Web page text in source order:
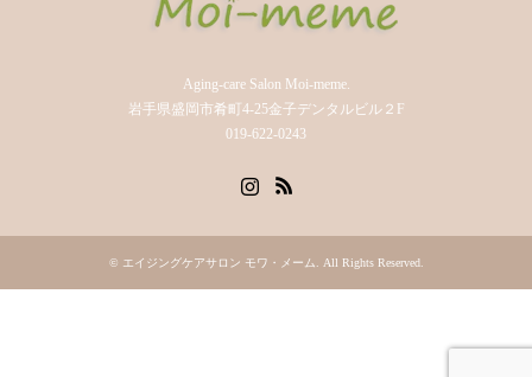
Aging-care Salon Moi-meme.
岩手県盛岡市肴町4-25金子デンタルビル２F
019-622-0243
© エイジングケアサロン モワ・メーム. All Rights Reserved.